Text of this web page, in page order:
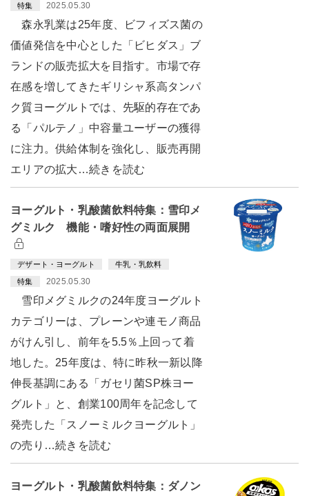
特集 2025.05.30
森永乳業は25年度、ビフィズス菌の
価値発信を中心とした「ビヒダス」ブ
ランドの販売拡大を目指す。市場で存
在感を増してきたギリシャ系高タンパ
ク質ヨーグルトでは、先駆的存在であ
る「パルテノ」中容量ユーザーの獲得
に注力。供給体制を強化し、販売再開
エリアの拡大…続きを読む
ヨーグルト・乳酸菌飲料特集：雪印メ
グミルク 機能・嗜好性の両面展開
デザート・ヨーグルト 牛乳・乳飲料
特集 2025.05.30
雪印メグミルクの24年度ヨーグルト
カテゴリーは、プレーンや連モノ商品
がけん引し、前年を5.5％上回って着
地した。25年度は、特に昨秋一新以降
伸長基調にある「ガセリ菌SP株ヨー
グルト」と、創業100周年を記念して
発売した「スノーミルクヨーグルト」
の売り…続きを読む
ヨーグルト・乳酸菌飲料特集：ダノン